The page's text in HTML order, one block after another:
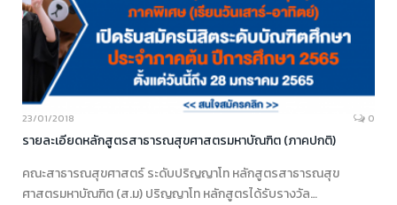
23/01/2018 0
รายละเอียดหลักสูตรสาธารณสุขศาสตรมหาบัณฑิต (ภาคปกติ)
คณะสาธารณสุขศาสตร์ ระดับปริญญาโท หลักสูตรสาธารณสุข
ศาสตรมหาบัณฑิต (ส.ม) ปริญญาโท หลักสูตรได้รับรางวัล…